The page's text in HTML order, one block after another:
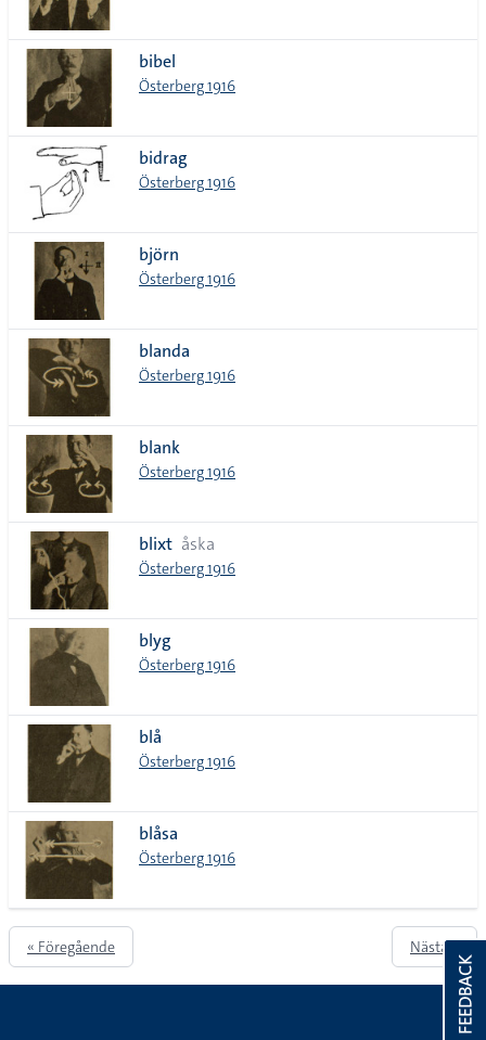
bibel
Österberg 1916
bidrag
Österberg 1916
björn
Österberg 1916
blanda
Österberg 1916
blank
Österberg 1916
blixt åska
Österberg 1916
blyg
Österberg 1916
blå
Österberg 1916
blåsa
Österberg 1916
« Föregående Nästa »
FEEDBACK